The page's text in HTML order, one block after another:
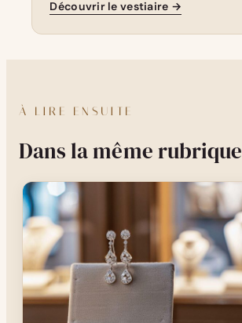
Découvrir le vestiaire →
À LIRE ENSUITE
Dans la même rubrique